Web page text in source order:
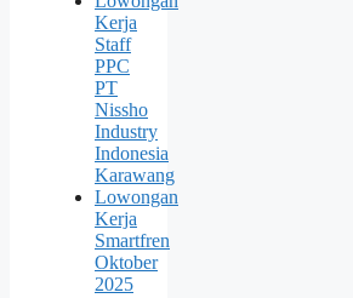
Kerja
Staff
PPC
PT
Nissho
Industry
Indonesia
Karawang
Lowongan
Kerja
Smartfren
Oktober
2025